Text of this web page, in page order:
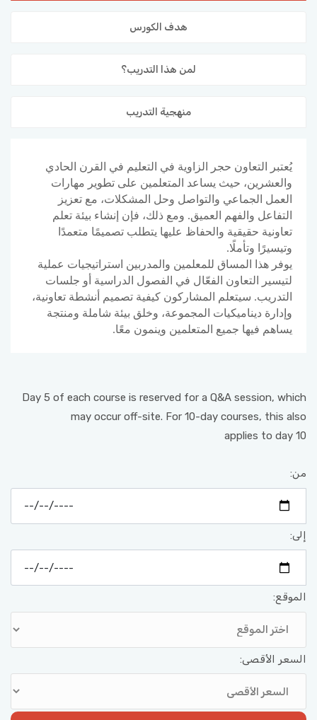
هدف الكورس
لمن هذا التدريب؟
منهجية التدريب
يُعتبر التعاون حجر الزاوية في التعليم في القرن الحادي
والعشرين، حيث يساعد المتعلمين على تطوير مهارات
العمل الجماعي والتواصل وحل المشكلات، مع تعزيز
التفاعل والفهم العميق. ومع ذلك، فإن إنشاء بيئة تعلم
تعاونية حقيقية والحفاظ عليها يتطلب تصميمًا متعمدًا
وتيسيرًا وتأملًا.
يوفر هذا المساق للمعلمين والمدربين استراتيجيات عملية
لتيسير التعاون الفعّال في الفصول الدراسية أو جلسات
التدريب. سيتعلم المشاركون كيفية تصميم أنشطة تعاونية،
وإدارة ديناميكيات المجموعة، وخلق بيئة شاملة ومنتجة
يساهم فيها جميع المتعلمين وينمون معًا.
Day 5 of each course is reserved for a Q&A session, which
may occur off-site. For 10-day courses, this also
applies to day 10
من:
إلى:
الموقع:
السعر الأقصى: